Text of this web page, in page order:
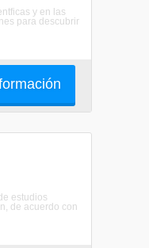
y en las
para descubrir
estudios
de acuerdo con